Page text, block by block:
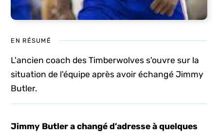
EN RÉSUMÉ
L'ancien coach des Timberwolves s'ouvre sur la
situation de l'équipe après avoir échangé Jimmy
Butler.
Jimmy Butler a changé d’adresse à quelques